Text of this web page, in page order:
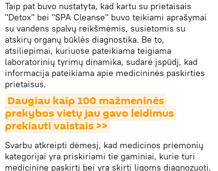
Taip pat buvo nustatyta, kad kartu su prietaisais
"Detox" bei "SPA Cleanse" buvo teikiami aprašymai
su vandens spalvų reikšmėmis, susietomis su
atskirų organų būklės diagnostika. Be to,
atsiliepimai, kuriuose pateikiama teigiama
laboratorinių tyrimų dinamika, sudarė įspūdį, kad
informacija pateikiama apie medicininės paskirties
prietaisus.
Daugiau kaip 100 mažmeninės
prekybos vietų jau gavo leidimus
prekiauti vaistais >>
Svarbu atkreipti dėmesį, kad medicinos priemonių
kategorijai yra priskiriami tie gaminiai, kurie turi
medicininę paskirtį bei yra skirti ligoms diagnozuoti,